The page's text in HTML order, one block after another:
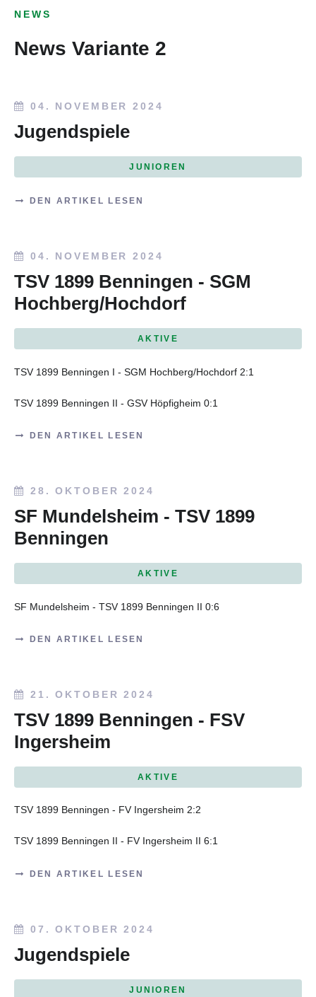
NEWS
News Variante 2
04. NOVEMBER 2024
Jugendspiele
JUNIOREN
DEN ARTIKEL LESEN
04. NOVEMBER 2024
TSV 1899 Benningen - SGM
Hochberg/Hochdorf
AKTIVE
TSV 1899 Benningen I - SGM Hochberg/Hochdorf 2:1
TSV 1899 Benningen II - GSV Höpfigheim 0:1
DEN ARTIKEL LESEN
28. OKTOBER 2024
SF Mundelsheim - TSV 1899
Benningen
AKTIVE
SF Mundelsheim - TSV 1899 Benningen II 0:6
DEN ARTIKEL LESEN
21. OKTOBER 2024
TSV 1899 Benningen - FSV
Ingersheim
AKTIVE
TSV 1899 Benningen - FV Ingersheim 2:2
TSV 1899 Benningen II - FV Ingersheim II 6:1
DEN ARTIKEL LESEN
07. OKTOBER 2024
Jugendspiele
JUNIOREN